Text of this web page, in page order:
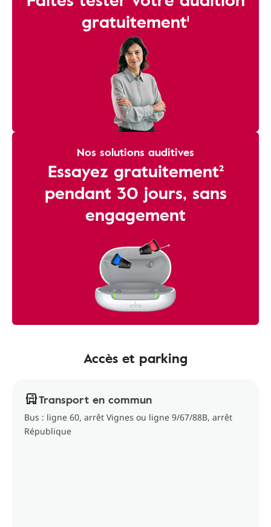
gratuitement¹
Nos solutions auditives
Essayez gratuitement²
pendant 30 jours, sans
engagement
Accès et parking
Transport en commun
Bus : ligne 60, arrêt Vignes ou ligne 9/67/88B, arrêt
République